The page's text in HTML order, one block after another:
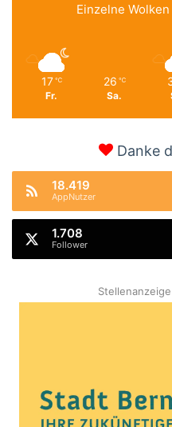
Einzelne Wolken
17 ℃
Fr.
26 ℃
Sa.
Danke
18.419
AppNutzer
1.708
Follower